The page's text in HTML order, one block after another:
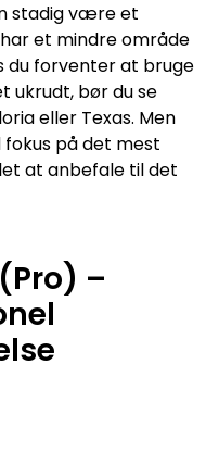
stadig være et
et mindre område
du forventer at bruge
ukrudt, bør du se
eller Texas. Men
på det mest
at anbefale til det
–